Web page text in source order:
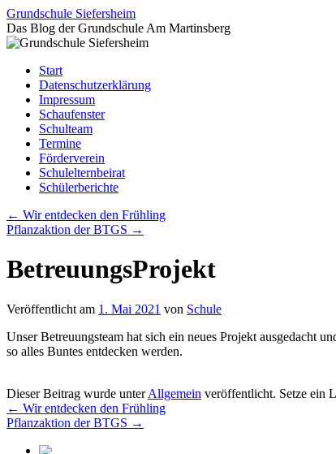
Zum
Inhalt
springen
Grundschule Siefersheim
Das Blog der Grundschule Am Martinsberg
Start
Datenschutzerklärung
Impressum
Schaufenster
Schulteam
Termine
Förderverein
Schulelternbeirat
Schülerberichte
← Wir entdecken den Frühling
Pflanzaktion der BTGS →
BetreuungsProjekt
Veröffentlicht am 1. Mai 2021 von Schule
Unser Betreuungsteam hat sich ein neues Projekt ausgedacht
so alles Buntes entdecken werden.
Dieser Beitrag wurde unterAllgemein veröffentlicht. Setze ein
← Wir entdecken den Frühling
Pflanzaktion der BTGS →